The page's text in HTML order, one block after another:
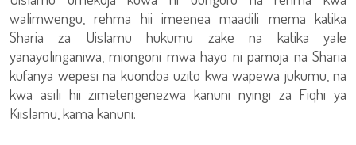
walimwengu, rehma hii imeenea maadili mema katika
Sharia za Uislamu hukumu zake na katika yale
yanayolinganiwa, miongoni mwa hayo ni pamoja na Sharia
kufanya wepesi na kuondoa uzito kwa wapewa jukumu, na
kwa asili hii zimetengenezwa kanuni nyingi za Fiqhi ya
Kiislamu, kama kanuni: